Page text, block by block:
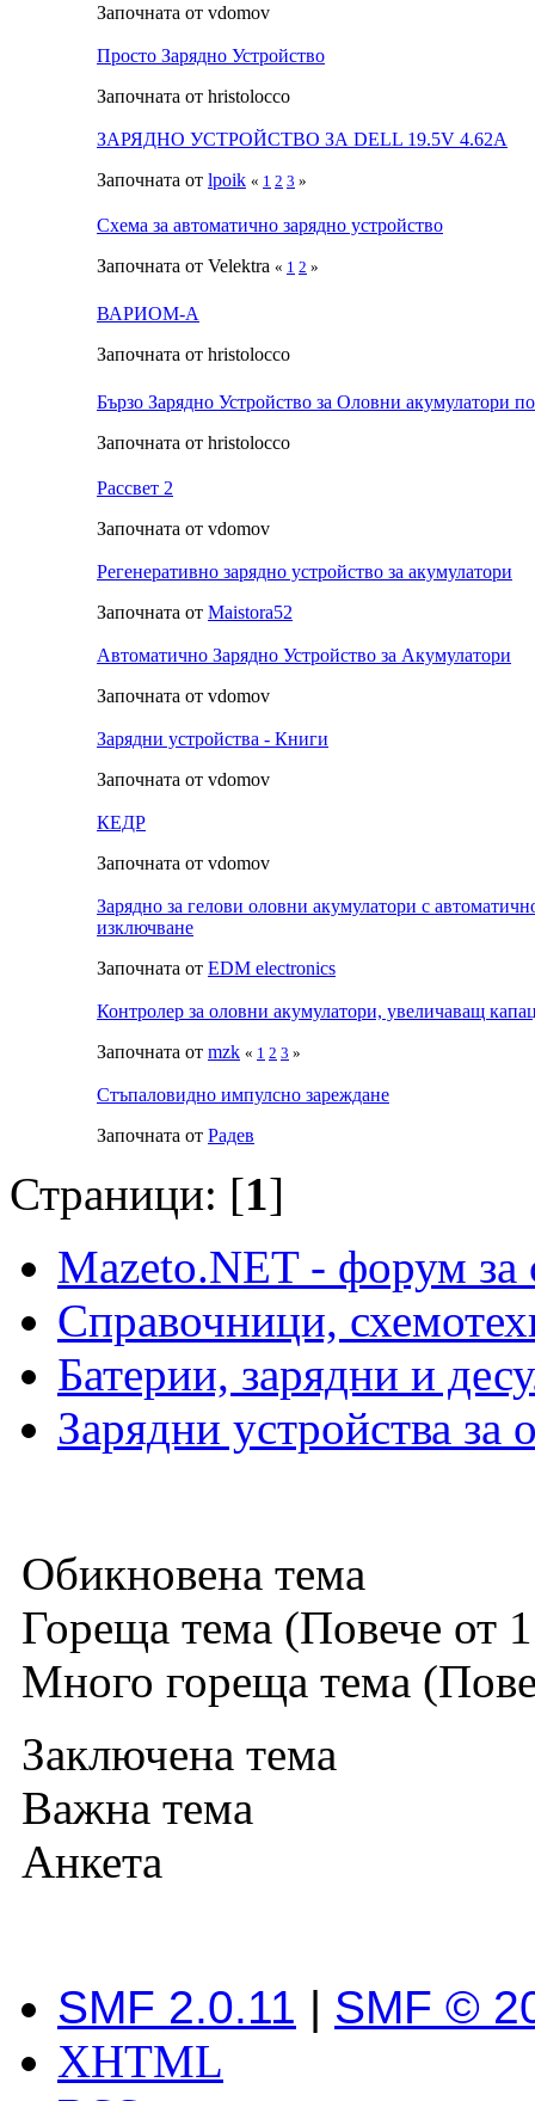
Започната от vdomov
Просто Зарядно Устройство
Започната от hristolocco
ЗАРЯДНО УСТРОЙСТВО ЗА DELL 19.5V 4.62A
Започната от lpoik « 1 2 3 »
Схема за автоматично зарядно устройство
Започната от Velektra « 1 2 »
ВАРИОМ-А
Започната от hristolocco
Бързо Зарядно Устройство за Оловни акумулатори
Започната от hristolocco
Рассвет 2
Започната от vdomov
Регенеративно зарядно устройство за акумулатори
Започната от Maistora52
Автоматично Зарядно Устройство за Акумулатори
Започната от vdomov
Зарядни устройства - Книги
Започната от vdomov
КЕДР
Започната от vdomov
Зарядно за гелови оловни акумулатори с
изключване
Започната от EDM electronics
Контролер за оловни акумулатори, увеличаващ
Започната от mzk « 1 2 3 »
Стъпаловидно импулсно зареждане
Започната от Радeв
Страници: [1]
Mazeto.NET - форум за
Справочници,
Батерии, зарядни и
Зарядни устройства за
Обикновена тема
Гореща тема (Повече от
Много гореща тема
Заключена тема
Важна тема
Анкета
SMF 2.0.11 | SMF ©
XHTML